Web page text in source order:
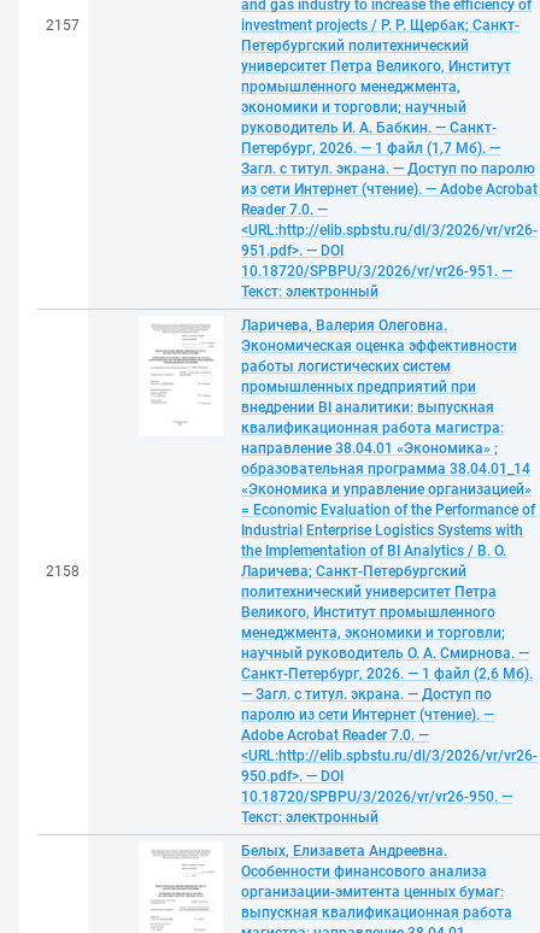
2157
and gas industry to increase the efficiency of
investment projects / Р. Р. Щербак; Санкт-
Петербургский политехнический
университет Петра Великого, Институт
промышленного менеджмента,
экономики и торговли; научный
руководитель И. А. Бабкин. — Санкт-
Петербург, 2026. — 1 файл (1,7 Мб). —
Загл. с титул. экрана. — Доступ по паролю
из сети Интернет (чтение). — Adobe Acrobat
Reader 7.0. —
<URL:http://elib.spbstu.ru/dl/3/2026/vr/vr26-
951.pdf>. — DOI
10.18720/SPBPU/3/2026/vr/vr26-951. —
Текст: электронный
2158
Ларичева, Валерия Олеговна.
Экономическая оценка эффективности
работы логистических систем
промышленных предприятий при
внедрении BI аналитики: выпускная
квалификационная работа магистра:
направление 38.04.01 «Экономика» ;
образовательная программа 38.04.01_14
«Экономика и управление организацией»
= Economic Evaluation of the Performance of
Industrial Enterprise Logistics Systems with
the Implementation of BI Analytics / В. О.
Ларичева; Санкт-Петербургский
политехнический университет Петра
Великого, Институт промышленного
менеджмента, экономики и торговли;
научный руководитель О. А. Смирнова. —
Санкт-Петербург, 2026. — 1 файл (2,6 Мб).
— Загл. с титул. экрана. — Доступ по
паролю из сети Интернет (чтение). —
Adobe Acrobat Reader 7.0. —
<URL:http://elib.spbstu.ru/dl/3/2026/vr/vr26-
950.pdf>. — DOI
10.18720/SPBPU/3/2026/vr/vr26-950. —
Текст: электронный
Белых, Елизавета Андреевна.
Особенности финансового анализа
организации-эмитента ценных бумаг:
выпускная квалификационная работа